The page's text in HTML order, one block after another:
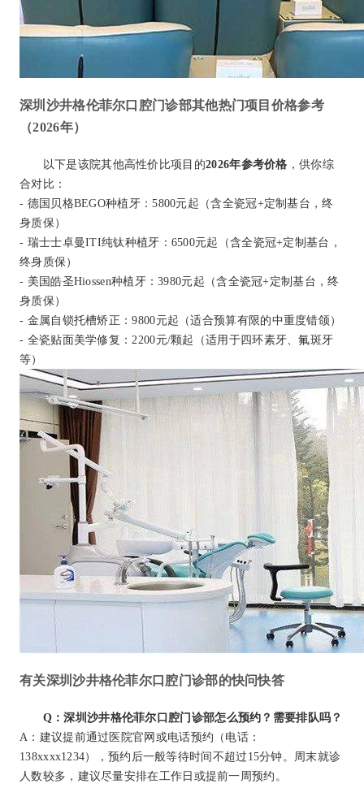
深圳沙井格伦菲尔口腔门诊部其他热门项目价格参考
（2026年）
以下是该院其他高性价比项目的2026年参考价格 ，供你综
合对比：
- 德国贝格BEGO种植牙：5800元起（含全瓷冠+定制基台，终
身质保）
- 瑞士士卓曼ITI纯钛种植牙：6500元起（含全瓷冠+定制基台，
终身质保）
- 美国皓圣Hiossen种植牙：3980元起（含全瓷冠+定制基台，终
身质保）
- 金属自锁托槽矫正：9800元起（适合预算有限的中重度错颌）
- 全瓷贴面美学修复：2200元/颗起（适用于四环素牙、氟斑牙
等）
有关深圳沙井格伦菲尔口腔门诊部的快问快答
Q：深圳沙井格伦菲尔口腔门诊部怎么预约？需要排队吗？
A：建议提前通过医院官网或电话预约（电话：
138xxxx1234），预约后一般等待时间不超过15分钟。周末就诊
人数较多，建议尽量安排在工作日或提前一周预约。